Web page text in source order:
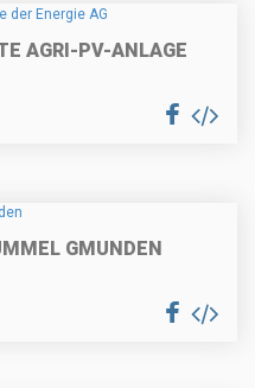
AGRI-PV-ANLAGE D
GMUNDEN